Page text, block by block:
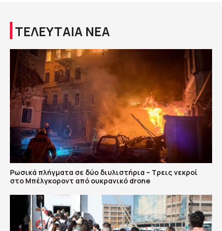
ΤΕΛΕΥΤΑΙΑ ΝΕΑ
Ρωσικά πλήγματα σε δύο διυλιστήρια – Τρεις νεκροί
στο Μπέλγκοροντ από ουκρανικό drone